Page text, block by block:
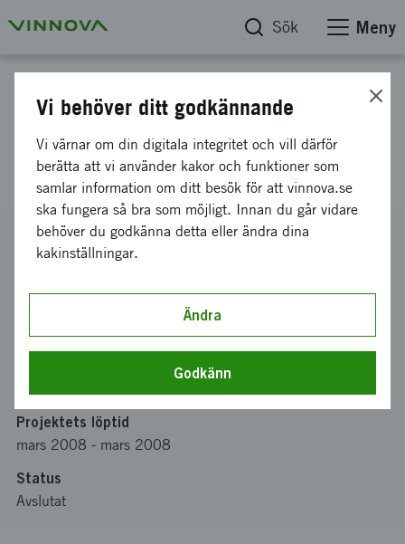
Sök Meny
Projektberedning inom IMT,
Chengdu, Kina
Diarienummer
2008-00568
Koordinator
CHALMERS TEKNISKA HÖGSKOLA AKTIEBOLAG
Institutionen för data- och informationsteknik
Projektets löptid
mars 2008 - mars 2008
Status
Avslutat
Vi behöver ditt godkännande
Vi värnar om din digitala integritet och vill därför
berätta att vi använder kakor och funktioner som
samlar information om ditt besök för att vinnova.se
ska fungera så bra som möjligt. Innan du går vidare
behöver du godkänna detta eller ändra dina
kakinställningar.
Ändra
Godkänn